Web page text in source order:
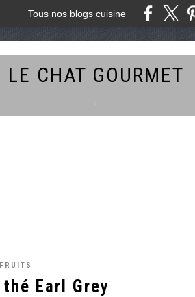
Tous nos blogs cuisine
LE CHAT GOURMET
.
Earl Grey